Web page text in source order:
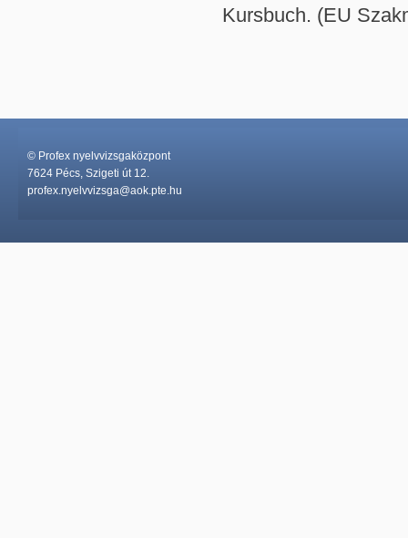
Kursbuch. (EU
© Profex nyelvvizsgaközpont
7624 Pécs, Szigeti út 12.
profex.nyelvvizsga@aok.pte.hu